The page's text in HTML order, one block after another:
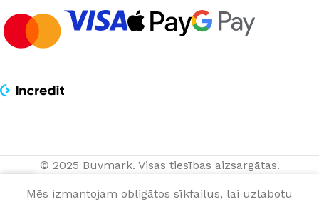
© 2025 Buvmark. Visas tiesības aizsargātas.
Mēs izmantojam obligātos sīkfailus, lai uzlabotu